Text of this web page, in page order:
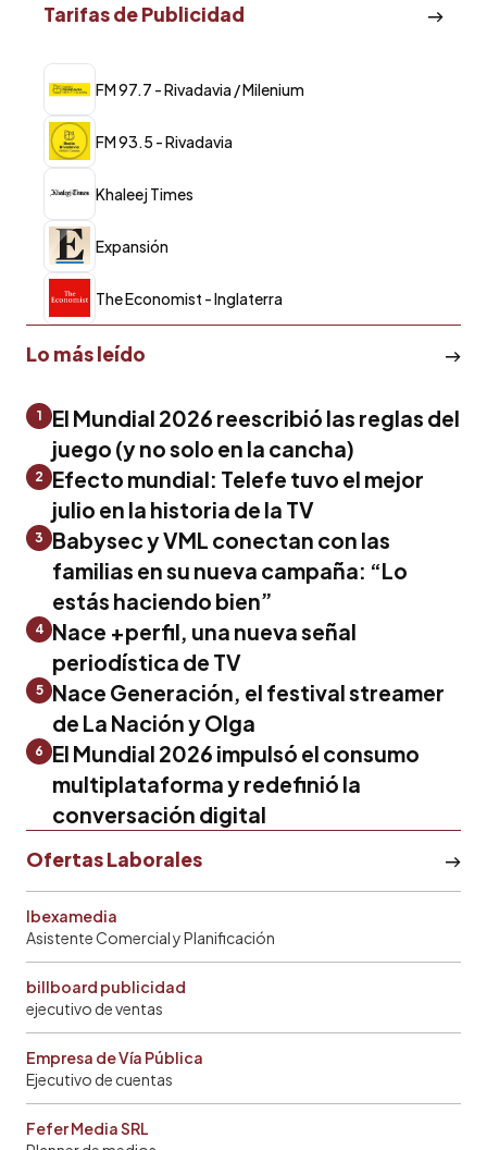
Tarifas de Publicidad
FM 97.7 - Rivadavia / Milenium
FM 93.5 - Rivadavia
Khaleej Times
Expansión
The Economist - Inglaterra
Lo más leído
1
El Mundial 2026 reescribió las reglas del
juego (y no solo en la cancha)
2
Efecto mundial: Telefe tuvo el mejor
julio en la historia de la TV
3
Babysec y VML conectan con las
familias en su nueva campaña: “Lo
estás haciendo bien”
4 Nace +perfil, una nueva señal
periodística de TV
5
Nace Generación, el festival streamer
de La Nación y Olga
6
El Mundial 2026 impulsó el consumo
multiplataforma y redefinió la
conversación digital
Ofertas Laborales
Ibexamedia
Asistente Comercial y Planificación
billboard publicidad
ejecutivo de ventas
Empresa de Vía Pública
Ejecutivo de cuentas
Fefer Media SRL